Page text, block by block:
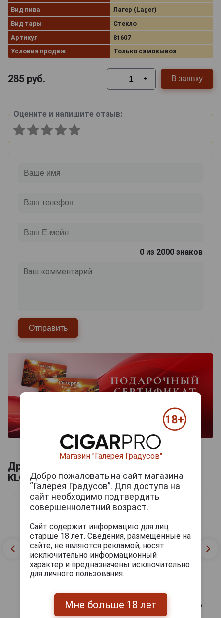
Вид пива
Лагер (Lager)
Вид тары
Стекло
Артикул
81607
Условия продаж
Только самовывоз
285 руб. - + В заявку
Оцените и напишите отзыв:
0 из 2000 знаков
Другие продукты бренда
KLOSTERBRAUEREI REUTBERG
Reutberger Heller Bock
Пиво Ройтбергер Хеллер
Бок 0.5л
Reutberger Kloster
Weisse Пиво Ройтбергер
Клостер Вайс 0.5л
Магазин "Галерея Градусов"
Добро пожаловать на сайт магазина
“Галерея Градусов”. Для доступа на
сайт необходимо подтвердить
совершеннолетний возраст.
Сайт содержит информацию для лиц
старше 18 лет. Сведения, размещенные на
сайте, не являются рекламой, носят
исключительно информационный
характер и предназначены исключительно
для личного пользования.
Мне больше 18 лет